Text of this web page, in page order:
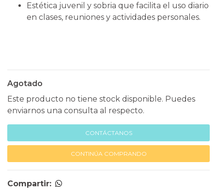
Estética juvenil y sobria que facilita el uso diario
en clases, reuniones y actividades personales.
Agotado
Este producto no tiene stock disponible. Puedes
enviarnos una consulta al respecto.
CONTÁCTANOS
CONTINÚA COMPRANDO
Compartir: